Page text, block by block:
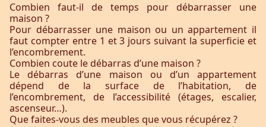
Combien faut-il de temps pour débarrasser une
maison ?
Pour débarrasser une maison ou un appartement il
faut compter entre 1 et 3 jours suivant la superficie et
l’encombrement.
Combien coute le débarras d’une maison ?
Le débarras d’une maison ou d’un appartement
dépend de la surface de l’habitation, de
l’encombrement, de l’accessibilité (étages, escalier,
ascenseur…).
Que faites-vous des meubles que vous récupérez ?